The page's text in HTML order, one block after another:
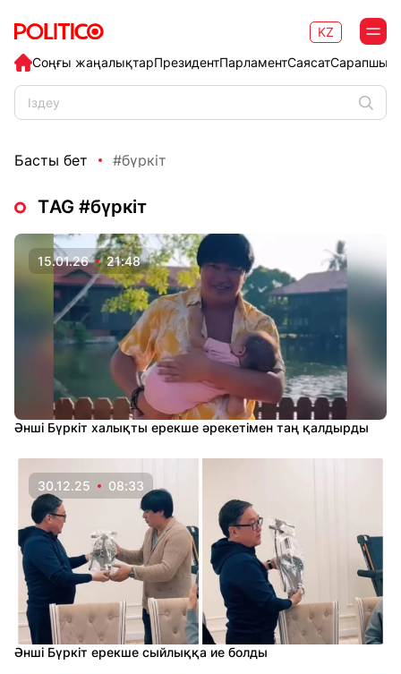
Соңғы жаңалықтарПрезидентПарламентСаясат
KZ
Басты бет #бүркіт
ТAG #бүркіт
15.01.26 21:48
Әнші Бүркіт халықты ерекше әрекетімен таң қалдырды
30.12.25 08:33
Әнші Бүркіт ерекше сыйлыққа ие болды